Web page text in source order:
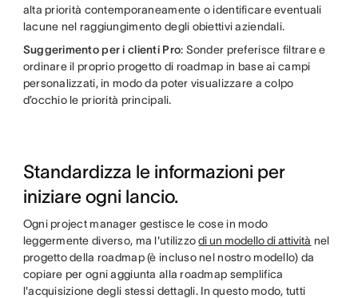
alta priorità contemporaneamente o identificare eventuali
lacune nel raggiungimento degli obiettivi aziendali.
Suggerimento per i clienti Pro: Sonder preferisce filtrare e
ordinare il proprio progetto di roadmap in base ai campi
personalizzati, in modo da poter visualizzare a colpo
d’occhio le priorità principali.
Standardizza le informazioni per
iniziare ogni lancio.
Ogni project manager gestisce le cose in modo
leggermente diverso, ma l'utilizzodi un modello di attività nel
progetto della roadmap (è incluso nel nostro modello) da
copiare per ogni aggiunta alla roadmap semplifica
l'acquisizione degli stessi dettagli. In questo modo, tutti